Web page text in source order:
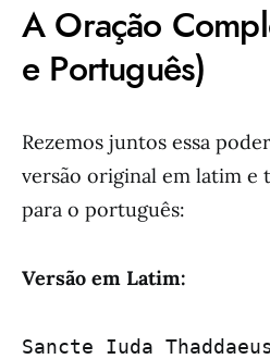
A Oração
e Português)
Rezemos juntos essa
versão original em latim e
para o português:
Versão em Latim:
Sancte Iuda